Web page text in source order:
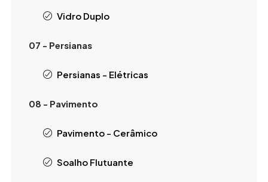
Vidro Duplo
07 - Persianas
Persianas - Elétricas
08 - Pavimento
Pavimento - Cerâmico
Soalho Flutuante